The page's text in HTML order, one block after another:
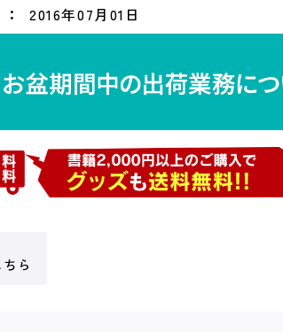
2016年07月01日
ら